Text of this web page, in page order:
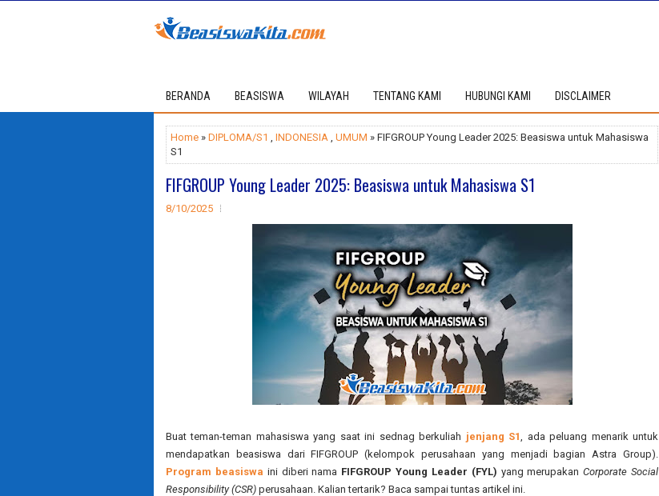
BERANDA BEASISWA WILAYAH TENTANG KAMI HUBUNGI KAMI DISCLAIMER
Home » DIPLOMA/S1 , INDONESIA , UMUM » FIFGROUP Young Leader 2025: Beasiswa untuk Mahasiswa
S1
FIFGROUP Young Leader 2025: Beasiswa untuk Mahasiswa S1
8/10/2025
Buat teman-teman mahasiswa yang saat ini sednag berkuliah jenjang S1, ada peluang menarik untuk
mendapatkan beasiswa dari FIFGROUP (kelompok perusahaan yang menjadi bagian Astra Group).
Program beasiswa ini diberi nama FIFGROUP Young Leader (FYL) yang merupakanCorporate Social
Responsibility (CSR) perusahaan. Kalian tertarik? Baca sampai tuntas artikel ini.